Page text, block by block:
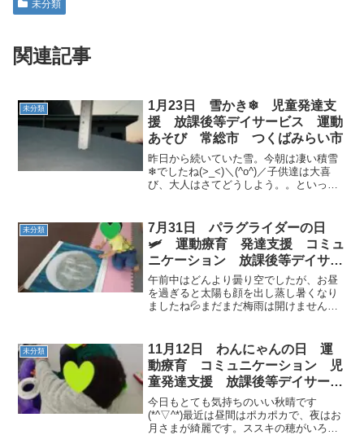
未分類
関連記事
未分類
1月23日 雪かき❄ 児童発達支
援 放課後等デイサービス 運動
あそび 常総市 つくばみらい市
昨日から続いていた雪。今朝は凄い積雪
❄でしたね(>_<)＼(^o^)／子供達は大喜
び、大人はさてどうしよう。。といった
するのですが、今日はバスや電車を使っ
て出勤してきま...
未分類
7月31日 パラグライダーの日
🛩 運動療育 発達支援 コミュ
ニケーション 放課後等デイサー
ビス 児童発達 夏休み 常総
市 つくばみらい市 坂東市
午前中はどんより曇り空でしたが、お昼
を過ぎると太陽も顔を出し蒸し暑くなり
ましたね💦まだまだ梅雨は開けません
日も入室です🎵午前は未就学のお友達が
来てくれました☆彡大型絵本...
未分類
11月12日 わんにゃんの日 運
動療育 コミュニケーション 児
童発達支援 放課後等デイサービ
ス 自閉症 ダウン症 ASD
ADHD 常総市 つくばみらい
市 守谷市
今日もとても気持ちのいい秋晴です
(*^▽^*)最近は昼間はポカポカで、夜はお
月さまが綺麗です。ススキの穂がいろん